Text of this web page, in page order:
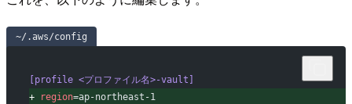
~/.aws/config
[profile <プロファイル名>-vault]
+
region=ap-northeast-1